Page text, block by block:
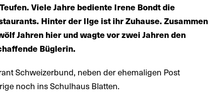
Viele Jahre bediente Irene Bondt die
Hinter der Ilge ist ihr Zuhause. Zusammen
Jahren hier und wagte vor zwei Jahren den
Büglerin.
Schweizerbund, neben der ehemaligen Post
noch ins Schulhaus Blatten.